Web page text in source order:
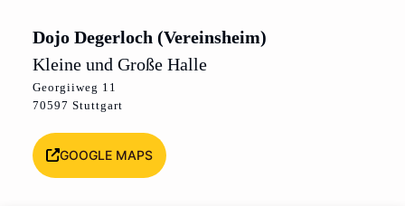
Dojo Degerloch (Vereinsheim)
Kleine und Große Halle
Georgiiweg 11
70597 Stuttgart
GOOGLE MAPS